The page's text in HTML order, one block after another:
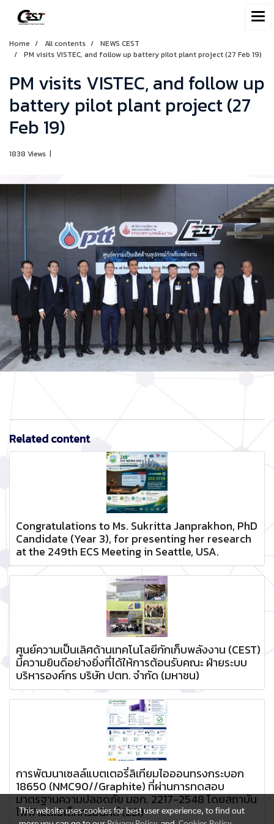
Home All contents
NEWS CEST
PM visits VISTEC, and follow up battery pilot plant project (27 Feb 19)
PM visits VISTEC, and follow up
battery pilot plant project (27
Feb 19)
1838 Views |
Related content
Congratulations to Ms. Sukritta Janprakhon, PhD
Candidate (Year 3), for presenting her research
at the 249th ECS Meeting in Seattle, USA.
ศูนย์ความเป็นเลิศด้านเทคโนโลยีกักเก็บพลังงาน (CEST)
มีความยินดีอย่างยิ่งที่ได้ให้การต้อนรับคณะ ฝ่ายระบบ
บริหารองค์กร บริษัท ปตท. จำกัด (มหาชน)
การพัฒนาเซลล์แบตเตอรี่ลิเทียมไอออนทรงกระบอก
18650 (NMC90//Graphite) ที่ผ่านการทดสอบ
มาตรฐานความปลอดภัย มอก. 2217-2548 โดยสถาบัน
ไฟฟ้าและอิเล็กทรอนิกส์ (EEI)
This website uses cookies for best user experience, to find out